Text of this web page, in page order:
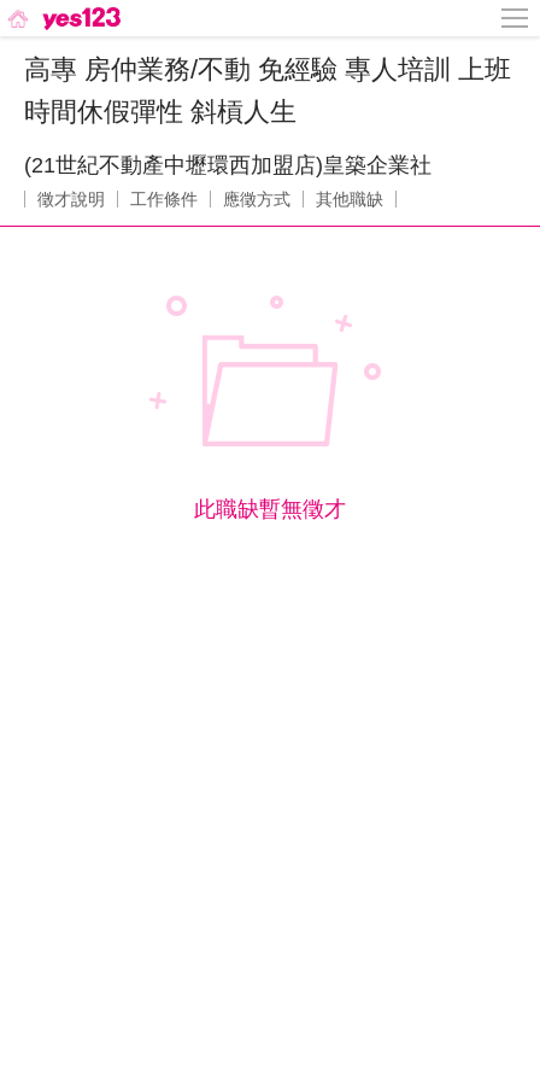
高專 房仲業務/不動 免經驗 專人培訓 上班
時間休假彈性 斜槓人生
(21世紀不動產中壢環西加盟店)皇築企業社
徵才說明 工作條件 應徵方式 其他職缺
此職缺暫無徵才